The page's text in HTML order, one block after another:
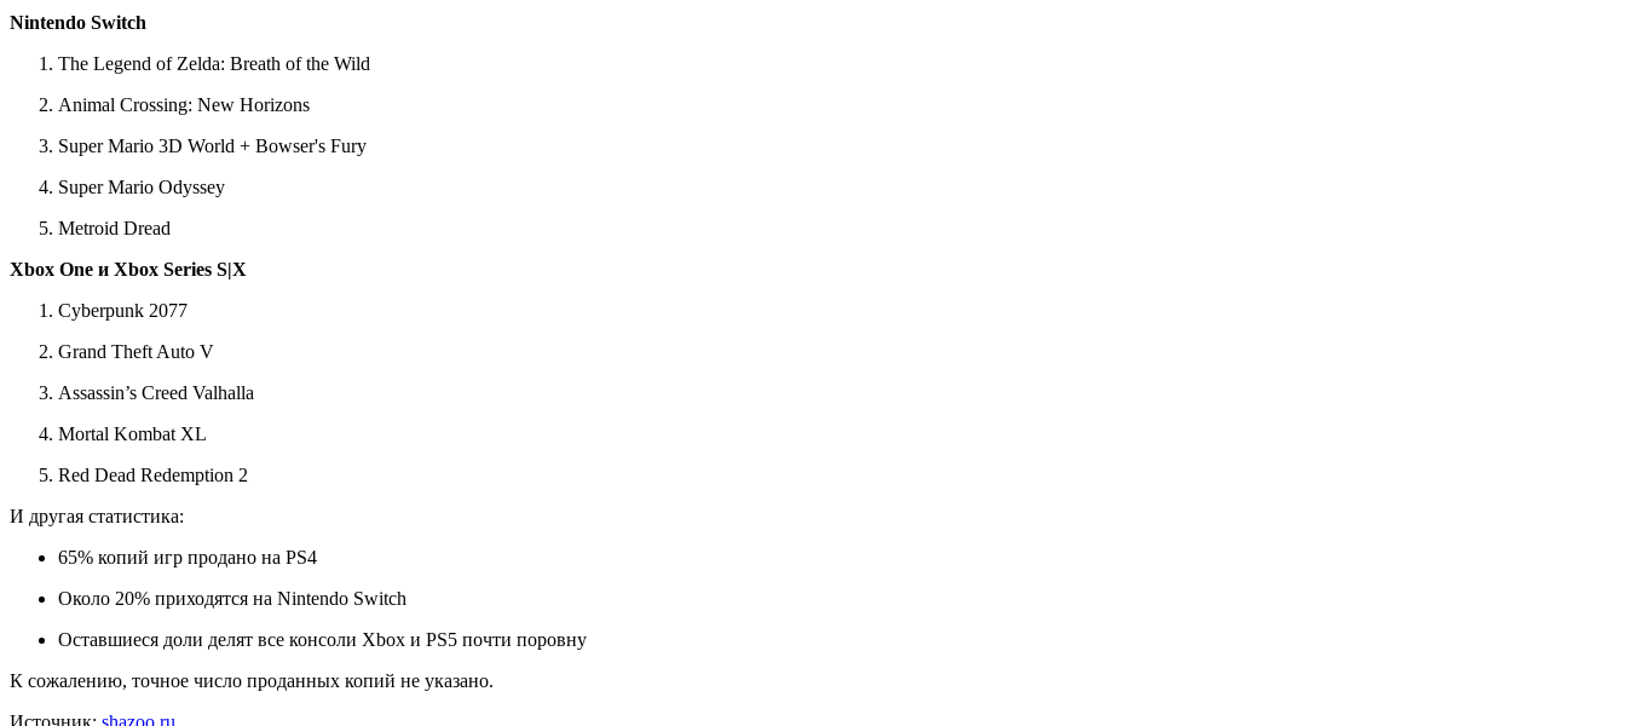
Nintendo Switch
The Legend of Zelda: Breath of the Wild
Animal Crossing: New Horizons
Super Mario 3D World + Bowser's Fury
Super Mario Odyssey
Metroid Dread
Xbox One и Xbox Series S|X
Cyberpunk 2077
Grand Theft Auto V
Assassin’s Creed Valhalla
Mortal Kombat XL
Red Dead Redemption 2
И другая статистика:
65% копий игр продано на PS4
Около 20% приходятся на Nintendo Switch
Оставшиеся доли делят все консоли Xbox и PS5 почти поровну
К сожалению, точное число проданных копий не указано.
Источник: shazoo.ru